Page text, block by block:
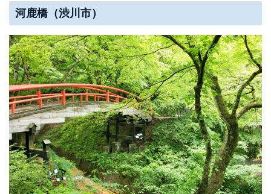
河鹿橋（渋川市）